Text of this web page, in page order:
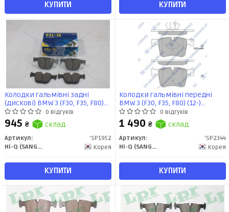
КУПИТИ КУПИТИ
Колодки гальмівні задні
(дискові) BMW 3 (F30, F35, F80)
(11-) (SP1952) HI-Q
0 відгуків
945 ₴ склад
Артикул:
'SP1952
Hi-Q (SANGSIN)
Корея
КУПИТИ
Колодки гальмівні передні
BMW 3 (F30, F35, F80) (12-)
(SP2344) HI-Q0 відгуків
1 490 ₴ склад
Артикул:
'SP2344
Hi-Q (SANGSIN)
Корея
КУПИТИ